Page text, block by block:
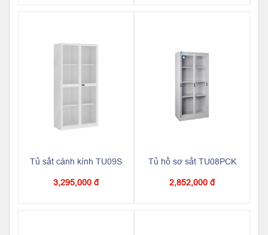
Tủ sắt cánh kính TU09S
3,295,000 đ
Tủ hồ sơ sắt TU08PCK
2,852,000 đ